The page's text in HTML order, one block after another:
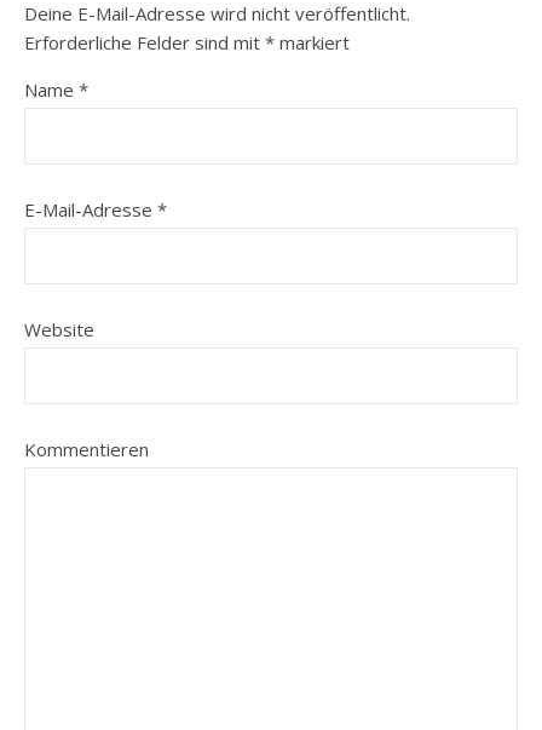
Deine E-Mail-Adresse wird nicht veröffentlicht.
Erforderliche Felder sind mit * markiert
Name *
E-Mail-Adresse *
Website
Kommentieren